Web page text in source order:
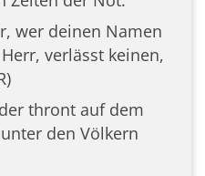
wer deinen Namen
verlässt keinen,
thront auf dem
den Völkern